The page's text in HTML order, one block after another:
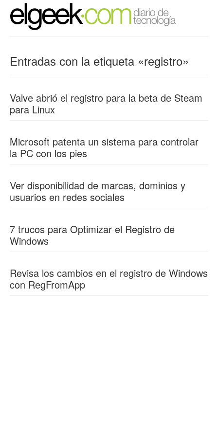
Entradas con la etiqueta «registro»
Valve abrió el registro para la beta de Steam
para Linux
Microsoft patenta un sistema para controlar
la PC con los pies
Ver disponibilidad de marcas, dominios y
usuarios en redes sociales
7 trucos para Optimizar el Registro de
Windows
Revisa los cambios en el registro de Windows
con RegFromApp